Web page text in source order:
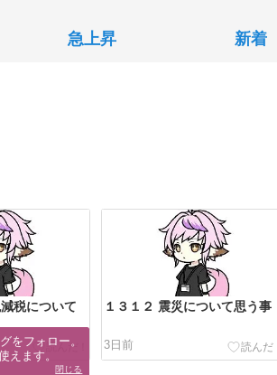
急上昇 新着
税について
１３１２ 震災について思う事
3日前
をフォロー。
えます。
閉じる